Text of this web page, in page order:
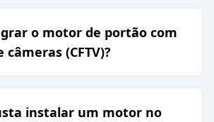
o motor de portão com
(CFTV)?
instalar um motor no